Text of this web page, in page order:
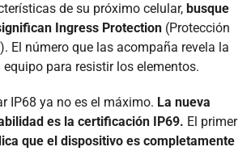
de su próximo celular, busque
Ingress Protection (Protección
El número que las acompaña revela la
para resistir los elementos.
IP68 ya no es el máximo. La nueva
es la certificación IP69. El primer
que el dispositivo es completamente